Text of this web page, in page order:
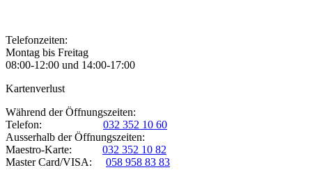
Telefonzeiten:
Montag bis Freitag
08:00-12:00 und 14:00-17:00
Kartenverlust
Während der Öffnungszeiten:
Telefon: 032 352 10 60
Ausserhalb der Öffnungszeiten:
Maestro-Karte: 032 352 10 82
Master Card/VISA: 058 958 83 83